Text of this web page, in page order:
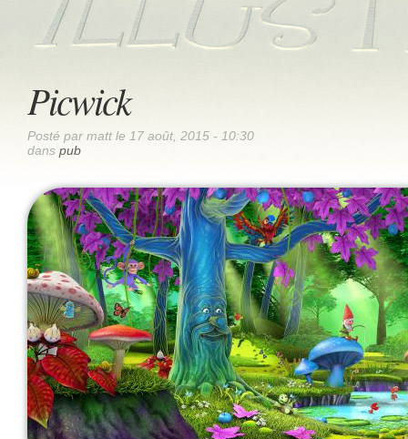
Picwick
Posté par matt le 17 août, 2015 - 10:30
dans pub